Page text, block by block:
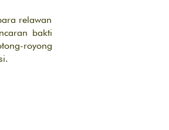
relawan
bakti
royong